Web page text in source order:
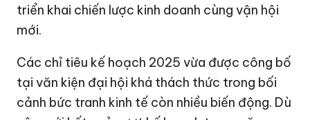
triển khai chiến lược kinh doanh cùng vận hội
mới.
Các chỉ tiêu kế hoạch 2025 vừa được công bố
tại văn kiện đại hội khá thách thức trong bối
cảnh bức tranh kinh tế còn nhiều biến động. Dù